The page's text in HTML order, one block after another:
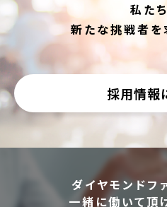
私たち
新たな挑戦者を
採用情報
ダイヤモンドフ
一緒に働いて頂